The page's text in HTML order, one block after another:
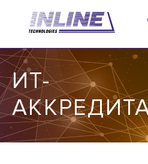
ИТ-